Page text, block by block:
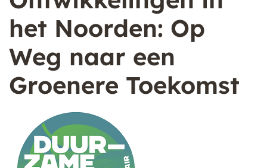
het Noorden: Op
Weg naar een
Groenere Toekomst